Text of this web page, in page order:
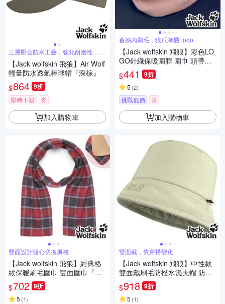
三層壓合防水工藝，強化耐磨性，戶
外首選
【Jack wolfskin 飛狼】Air Wolf
輕量防水透氣棒球帽『深棕』
$864 9折
限時下殺 券
加入購物車
雙面設計隨心切換風格
【Jack wolfskin 飛狼】經典格
紋保暖刷毛圍巾 雙面圍巾『紅
格』
$702 9折
5 (1)
蓄熱內刷毛，狼爪漸層Logo
【Jack wolfskin 飛狼】彩色LO
GO針織保暖圍脖 圍巾 頭帶
『櫻花粉』
$441 9折
5 (2)
挑戰低價 券
加入購物車
雙面戴，依穿搭變化
【Jack wolfskin 飛狼】中性款
雙面戴刷毛防撥水漁夫帽 防風
保暖帽 (美國 PrimaLoft 保暖
紗)『卡其』
$918 9折
5 (1)